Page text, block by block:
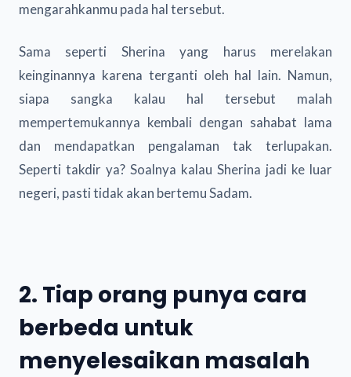
mengarahkanmu pada hal tersebut.
Sama seperti Sherina yang harus merelakan
keinginannya karena terganti oleh hal lain. Namun,
siapa sangka kalau hal tersebut malah
mempertemukannya kembali dengan sahabat lama
dan mendapatkan pengalaman tak terlupakan.
Seperti takdir ya? Soalnya kalau Sherina jadi ke luar
negeri, pasti tidak akan bertemu Sadam.
2. Tiap orang punya cara
berbeda untuk
menyelesaikan masalah